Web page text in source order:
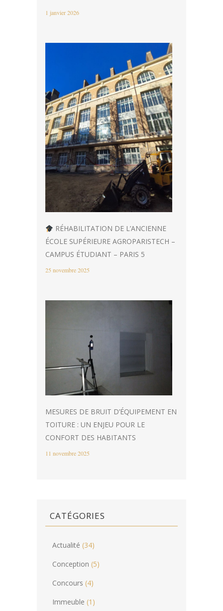
1 janvier 2026
RÉHABILITATION DE L’ANCIENNE
ÉCOLE SUPÉRIEURE AGROPARISTECH –
CAMPUS ÉTUDIANT – PARIS 5
25 novembre 2025
MESURES DE BRUIT D’ÉQUIPEMENT EN
TOITURE : UN ENJEU POUR LE
CONFORT DES HABITANTS
11 novembre 2025
CATÉGORIES
Actualité (34)
Conception (5)
Concours (4)
Immeuble (1)